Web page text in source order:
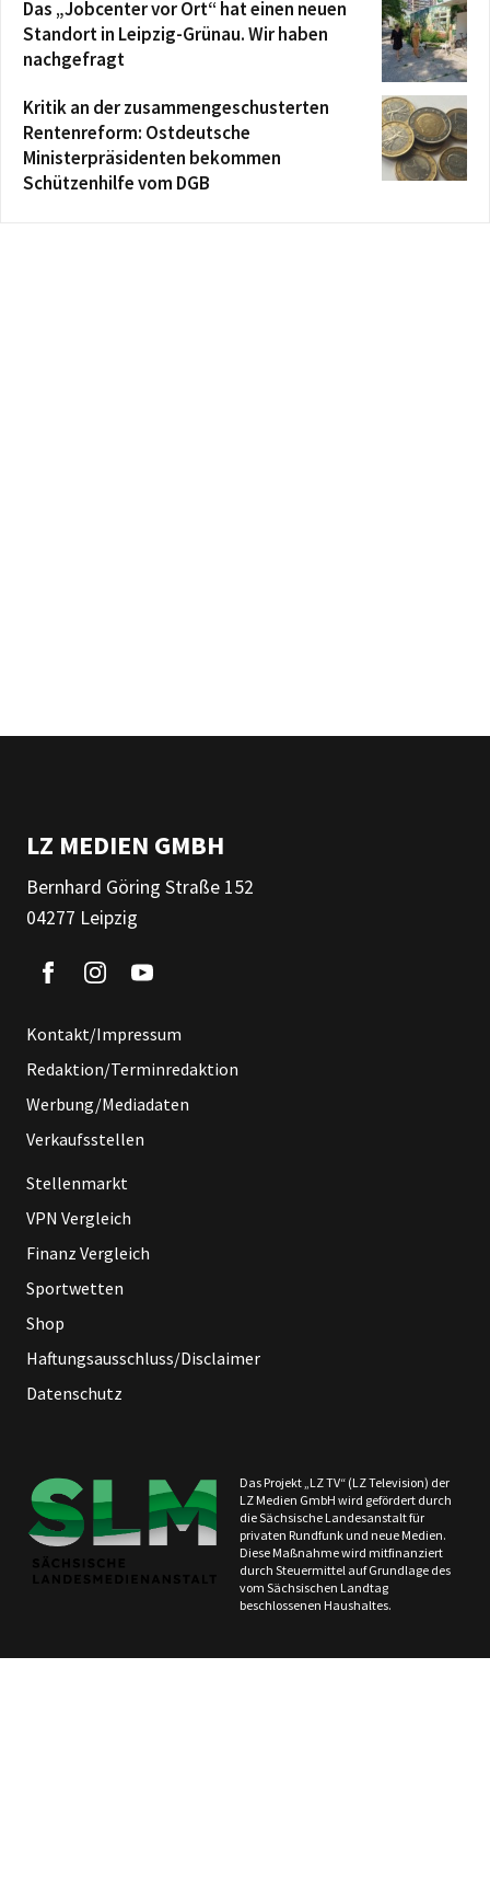
Das „Jobcenter vor Ort“ hat einen neuen
Standort in Leipzig-Grünau. Wir haben
nachgefragt
Kritik an der zusammengeschusterten
Rentenreform: Ostdeutsche
Ministerpräsidenten bekommen
Schützenhilfe vom DGB
LZ MEDIEN GMBH
Bernhard Göring Straße 152
04277 Leipzig
Kontakt/Impressum
Redaktion/Terminredaktion
Werbung/Mediadaten
Verkaufsstellen
Stellenmarkt
VPN Vergleich
Finanz Vergleich
Sportwetten
Shop
Haftungsausschluss/Disclaimer
Datenschutz
Das Projekt „LZ TV“ (LZ Television) der
LZ Medien GmbH wird gefördert durch
die Sächsische Landesanstalt für
privaten Rundfunk und neue Medien.
Diese Maßnahme wird mitfinanziert
durch Steuermittel auf Grundlage des
vom Sächsischen Landtag
beschlossenen Haushaltes.